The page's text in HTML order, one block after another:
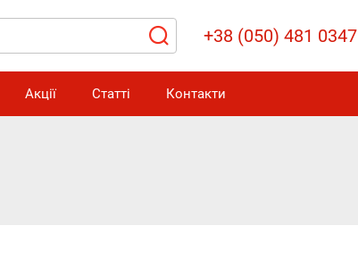
+38 (050) 481 0347
Акції Статті Контакти